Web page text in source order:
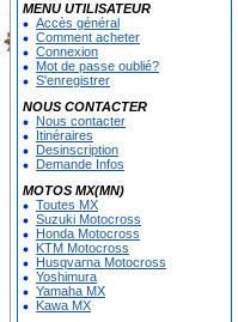
MENU UTILISATEUR
Accès général
Comment acheter
Connexion
Mot de passe oublié?
S'enregistrer
NOUS CONTACTER
Nous contacter
Itinéraires
Desinscription
Demande Infos
MOTOS MX(MN)
Toutes MX
Suzuki Motocross
Honda Motocross
KTM Motocross
Husqvarna Motocross
Yoshimura
Yamaha MX
Kawa MX